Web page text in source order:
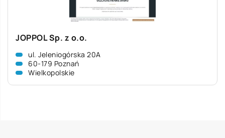
JOPPOL Sp. z o.o.
ul. Jeleniogórska 20A
60-179 Poznań
Wielkopolskie